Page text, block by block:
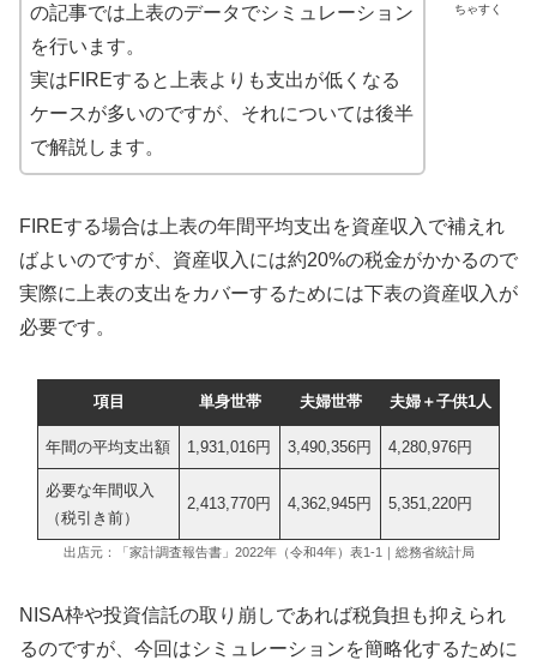
ちゃすく
の記事では上表のデータでシミュレーション
を行います。
実はFIREすると上表よりも支出が低くなる
ケースが多いのですが、それについては後半
で解説します。
FIREする場合は上表の年間平均支出を資産収入で補えれ
ばよいのですが、資産収入には約20%の税金がかかるので
実際に上表の支出をカバーするためには下表の資産収入が
必要です。
項目 単身世帯 夫婦世帯 夫婦＋子供1人
年間の平均支出額 1,931,016円 3,490,356円 4,280,976円
必要な年間収入
（税引き前）
2,413,770円 4,362,945円 5,351,220円
出店元：「家計調査報告書」2022年（令和4年）表1‐1｜総務省統計局
NISA枠や投資信託の取り崩しであれば税負担も抑えられ
るのですが、今回はシミュレーションを簡略化するために